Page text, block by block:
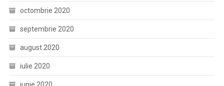
octombrie 2020
septembrie 2020
august 2020
iulie 2020